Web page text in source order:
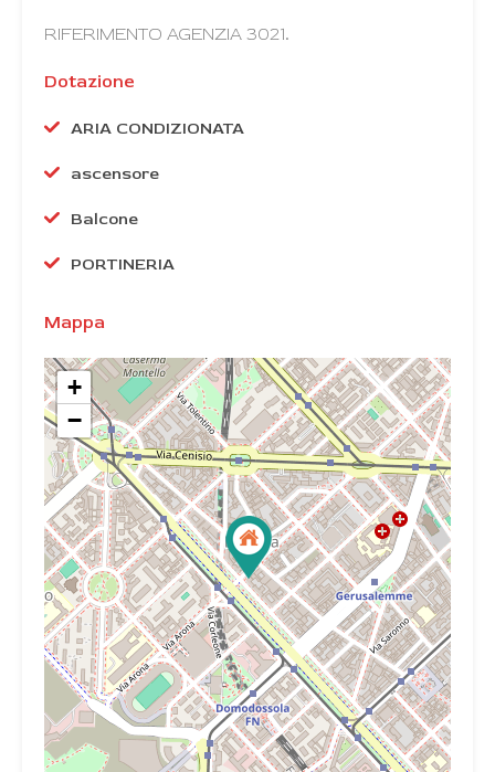
RIFERIMENTO AGENZIA 3021.
Dotazione
ARIA CONDIZIONATA
ascensore
Balcone
PORTINERIA
Mappa
+
−